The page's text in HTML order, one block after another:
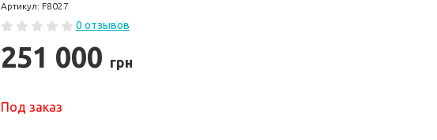
Артикул: F8027
0 отзывов
251 000 грн
Под заказ